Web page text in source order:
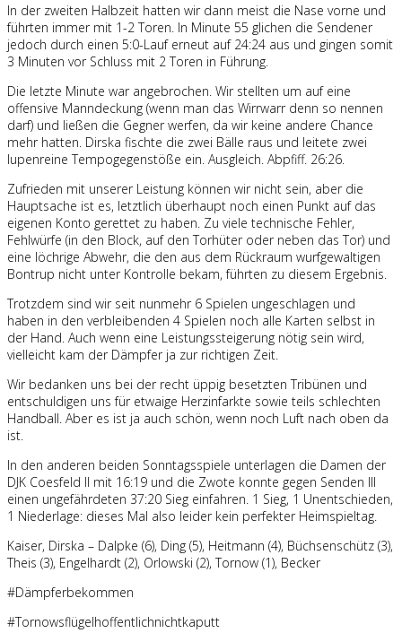
In der zweiten Halbzeit hatten wir dann meist die Nase vorne und
führten immer mit 1-2 Toren. In Minute 55 glichen die Sendener
jedoch durch einen 5:0-Lauf erneut auf 24:24 aus und gingen somit
3 Minuten vor Schluss mit 2 Toren in Führung.
Die letzte Minute war angebrochen. Wir stellten um auf eine
offensive Manndeckung (wenn man das Wirrwarr denn so nennen
darf) und ließen die Gegner werfen, da wir keine andere Chance
mehr hatten. Dirska fischte die zwei Bälle raus und leitete zwei
lupenreine Tempogegenstöße ein. Ausgleich. Abpfiff. 26:26.
Zufrieden mit unserer Leistung können wir nicht sein, aber die
Hauptsache ist es, letztlich überhaupt noch einen Punkt auf das
eigenen Konto gerettet zu haben. Zu viele technische Fehler,
Fehlwürfe (in den Block, auf den Torhüter oder neben das Tor) und
eine löchrige Abwehr, die den aus dem Rückraum wurfgewaltigen
Bontrup nicht unter Kontrolle bekam, führten zu diesem Ergebnis.
Trotzdem sind wir seit nunmehr 6 Spielen ungeschlagen und
haben in den verbleibenden 4 Spielen noch alle Karten selbst in
der Hand. Auch wenn eine Leistungssteigerung nötig sein wird,
vielleicht kam der Dämpfer ja zur richtigen Zeit.
Wir bedanken uns bei der recht üppig besetzten Tribünen und
entschuldigen uns für etwaige Herzinfarkte sowie teils schlechten
Handball. Aber es ist ja auch schön, wenn noch Luft nach oben da
ist.
In den anderen beiden Sonntagsspiele unterlagen die Damen der
DJK Coesfeld II mit 16:19 und die Zwote konnte gegen Senden III
einen ungefährdeten 37:20 Sieg einfahren. 1 Sieg, 1 Unentschieden,
1 Niederlage: dieses Mal also leider kein perfekter Heimspieltag.
Kaiser, Dirska – Dalpke (6), Ding (5), Heitmann (4), Büchsenschütz (3),
Theis (3), Engelhardt (2), Orlowski (2), Tornow (1), Becker
#Dämpferbekommen
#Tornowsflügelhoffentlichnichtkaputt